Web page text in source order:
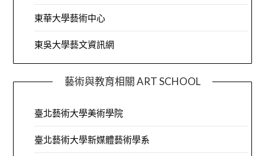
東華大學藝術中心
東吳大學藝文資訊網
藝術與教育相關 ART SCHOOL
臺北藝術大學美術學院
臺北藝術大學新媒體藝術學系